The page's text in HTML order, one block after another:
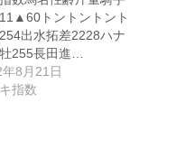
トントントント
出水拓差2228ハナ
255長田進…
8月21日
指数